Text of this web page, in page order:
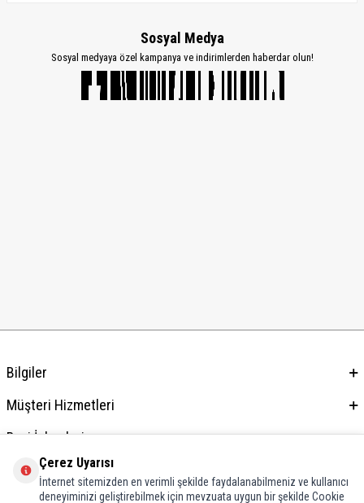
Sosyal Medya
Sosyal medyaya özel kampanya ve indirimlerden haberdar olun!
Bilgiler
Müşteri Hizmetleri
Bayi İşlemleri
Adres & İletişim
Çerez Uyarısı
İnternet sitemizden en verimli şekilde faydalanabilmeniz ve kullanıcı
deneyiminizi geliştirebilmek için mevzuata uygun bir şekilde Cookie